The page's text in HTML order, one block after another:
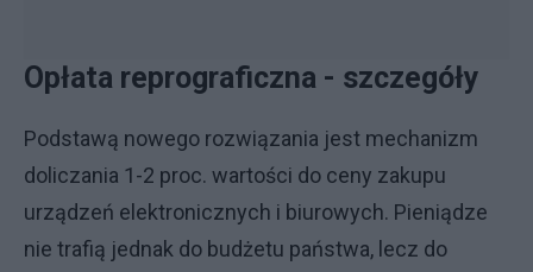
Opłata reprograficzna - szczegóły
Podstawą nowego rozwiązania jest mechanizm
doliczania 1-2 proc. wartości do ceny zakupu
urządzeń elektronicznych i biurowych. Pieniądze
nie trafią jednak do budżetu państwa, lecz do